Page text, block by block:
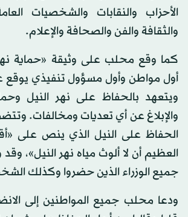
الأحزاب والنقابات والشخصيات
والثقافة والفن والصحافة والإعلام.
كما وقع محلب على وثيقة «حماية
أول مواطن وأول مسؤول تنفيذي يوقع
ويتعهد بالحفاظ على نهر النيل
والإبلاغ عن أي تعديات ومخالفات.
الحفاظ على النيل الذي ينص على
العظيم أن لا ألوث مياه نهر النيل»،
جميع الوزراء الذين حضروا وكذلك
ودعا محلب جميع المواطنين إلى